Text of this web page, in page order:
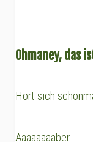
Ohmaney, das
Hört sich
Aaaaaaaaber.